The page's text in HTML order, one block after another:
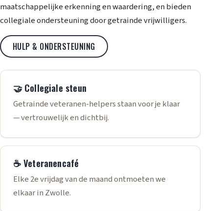
maatschappelijke erkenning en waardering, en bieden
collegiale ondersteuning door getrainde vrijwilligers.
HULP & ONDERSTEUNING
🤝 Collegiale steun
Getrainde veteranen-helpers staan voor je klaar
— vertrouwelijk en dichtbij.
☕ Veteranencafé
Elke 2e vrijdag van de maand ontmoeten we
elkaar in Zwolle.